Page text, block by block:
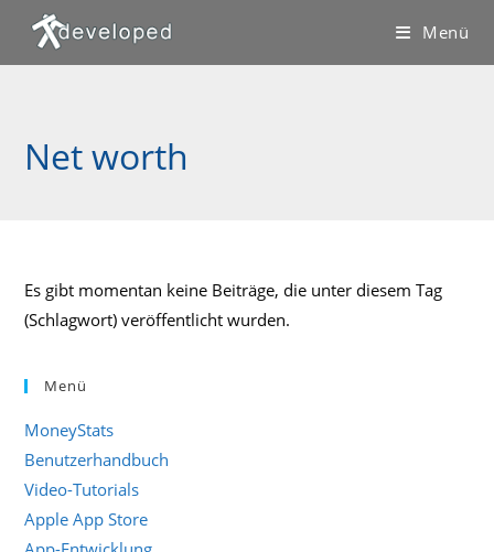
Inhalt
springen
Menü
Net worth
Es gibt momentan keine Beiträge, die unter diesem Tag
(Schlagwort) veröffentlicht wurden.
Menü
MoneyStats
Benutzerhandbuch
Video-Tutorials
Apple App Store